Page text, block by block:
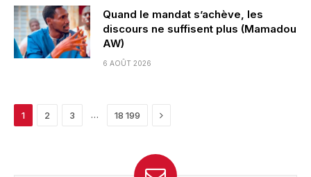
Quand le mandat s’achève, les
discours ne suffisent plus (Mamadou
AW)
6 AOÛT 2026
1 2 3 … 18 199 Next